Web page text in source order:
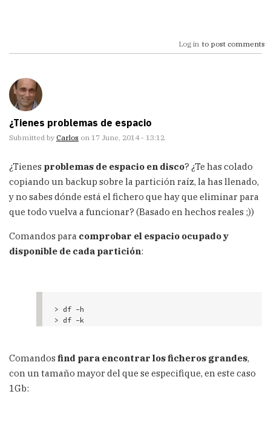
Log in to post comments
¿Tienes problemas de espacio
Submitted by Carlos on 17 June, 2014 - 13:12
¿Tienes problemas de espacio en disco? ¿Te has colado
copiando un backup sobre la partición raíz, la has llenado,
y no sabes dónde está el fichero que hay que eliminar para
que todo vuelva a funcionar? (Basado en hechos reales ;))
Comandos para comprobar el espacio ocupado y
disponible de cada partición:
> df -h
> df -k
Comandos find para encontrar los ficheros grandes,
con un tamaño mayor del que se especifique, en este caso
1Gb: